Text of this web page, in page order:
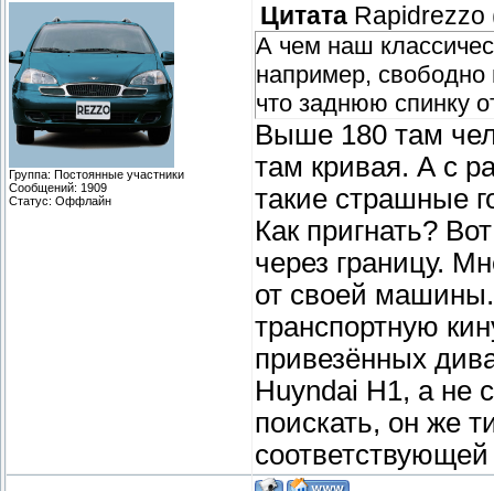
Группа: Постоянные участники
Сообщений: 1909
Статус: Оффлайн
Цитата Rapidrezzo
А чем наш
например,
что заднюю спинку
Выше 180 там
там кривая. А с
такие страшные
Как пригнать?
через границу.
от своей
транспортную
привезённых
Huyndai H1, а не
поискать, он же